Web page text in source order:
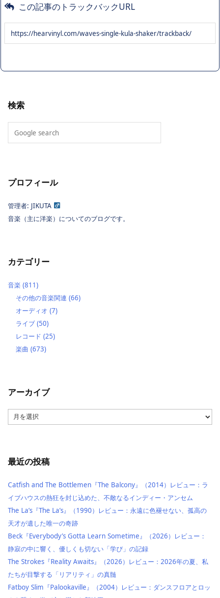
この記事のトラックバックURL
検索
プロフィール
管理者: JIKUTA
音楽（主に洋楽）についてのブログです。
カテゴリー
音楽 (811)
その他の音楽関連 (66)
オーディオ (7)
ライブ (50)
レコード (25)
楽曲 (673)
アーカイブ
ー
最近の投稿
Catfish and The Bottlemen『The Balcony』（2014）レビュー：ラ
イブハウスの熱狂を封じ込めた、不敵なるインディー・アンセム
The La’s『The La’s』（1990）レビュー：永遠に色褪せない、孤高の
天才が遺した唯一の奇跡
Beck『Everybody’s Gotta Learn Sometime』（2026）レビュー：
静寂の中に響く、優しくも切ない「学び」の記録
The Strokes『Reality Awaits』（2026）レビュー：2026年の夏、私
たちが目撃する「リアリティ」の真髄
Fatboy Slim『Palookaville』（2004）レビュー：ダンスフロアとロッ